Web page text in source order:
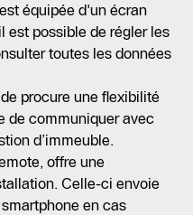
équipée d'un écran
possible de régler les
toutes les données
procure une flexibilité
de communiquer avec
d’immeuble.
offre une
Celle-ci envoie
en cas